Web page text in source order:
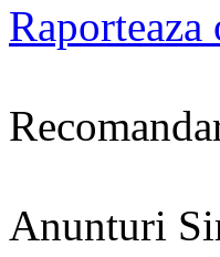
Anunturi